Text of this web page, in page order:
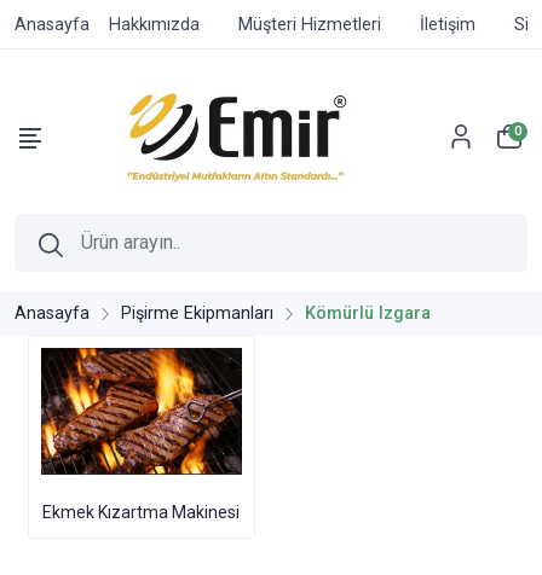
Anasayfa Hakkımızda Müşteri Hizmetleri İletişim
0
Anasayfa Pişirme Ekipmanları Kömürlü Izgara
Ekmek Kızartma Makinesi